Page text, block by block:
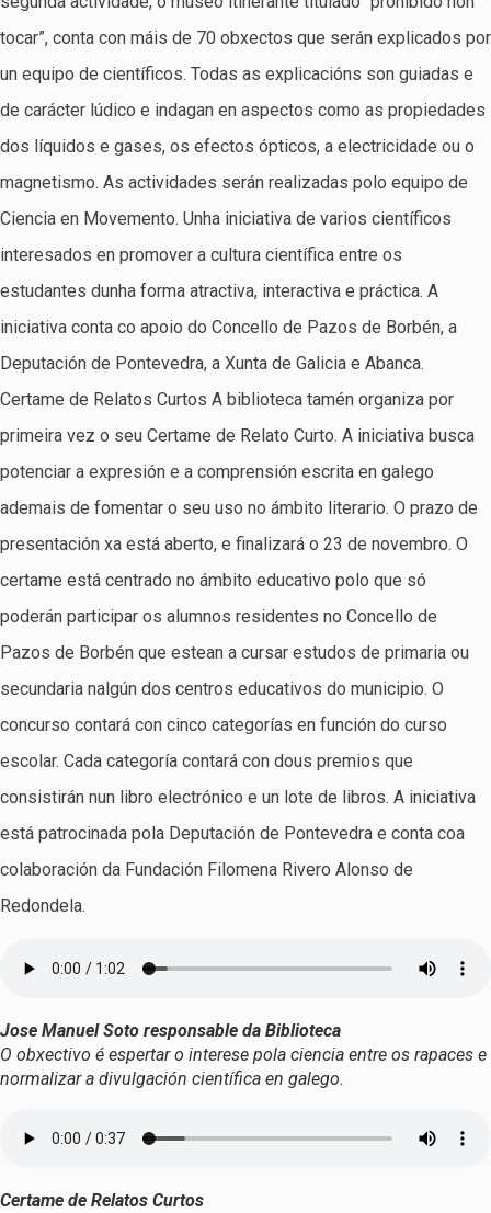
tocar”, conta con máis de 70 obxectos que serán explicados por
un equipo de científicos. Todas as explicacións son guiadas e
de carácter lúdico e indagan en aspectos como as propiedades
dos líquidos e gases, os efectos ópticos, a electricidade ou o
magnetismo. As actividades serán realizadas polo equipo de
Ciencia en Movemento. Unha iniciativa de varios científicos
interesados en promover a cultura científica entre os
estudantes dunha forma atractiva, interactiva e práctica. A
iniciativa conta co apoio do Concello de Pazos de Borbén, a
Deputación de Pontevedra, a Xunta de Galicia e Abanca.
Certame de Relatos Curtos A biblioteca tamén organiza por
primeira vez o seu Certame de Relato Curto. A iniciativa busca
potenciar a expresión e a comprensión escrita en galego
ademais de fomentar o seu uso no ámbito literario. O prazo de
presentación xa está aberto, e finalizará o 23 de novembro. O
certame está centrado no ámbito educativo polo que só
poderán participar os alumnos residentes no Concello de
Pazos de Borbén que estean a cursar estudos de primaria ou
secundaria nalgún dos centros educativos do municipio. O
concurso contará con cinco categorías en función do curso
escolar. Cada categoría contará con dous premios que
consistirán nun libro electrónico e un lote de libros. A iniciativa
está patrocinada pola Deputación de Pontevedra e conta coa
colaboración da Fundación Filomena Rivero Alonso de
Redondela.
Jose Manuel Soto responsable da Biblioteca
O obxectivo é espertar o interese pola ciencia entre os rapaces e
normalizar a divulgación científica en galego.
Certame de Relatos Curtos